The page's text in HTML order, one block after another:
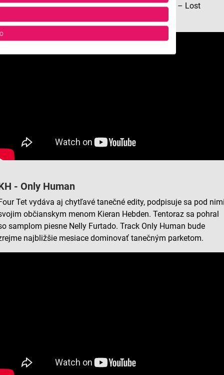
streamovacích službách playlist Royksopp – Lost
- Only Human
Tet vydáva aj chytľavé tanečné edity, podpisuje sa pod
občianskym menom Kieran Hebden. Tentoraz sa pohral
samplom piesne Nelly Furtado. Track Only Human bude
najbližšie mesiace dominovať tanečným parketom.